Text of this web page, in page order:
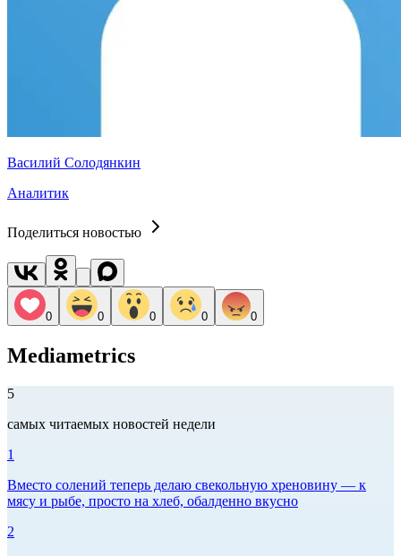
Василий Солодянкин
Аналитик
Поделиться новостью
0 0 0 0 0
Mediametrics
5
самых читаемых новостей недели
1
Вместо солений теперь делаю свекольную хреновину — к
мясу и рыбе, просто на хлеб, обалденно вкусно
2